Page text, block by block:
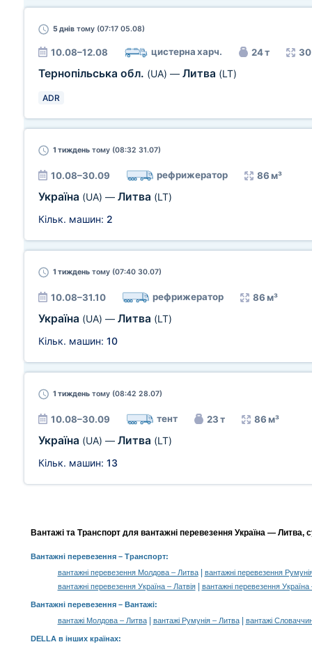
5 днів тому (07:17 05.08)
10.08–12.08 цистерна харч. 24 т 30
Тернопільська обл. (UA) — Литва (LT)
ADR
1 тиждень тому (08:32 31.07)
10.08–30.09 рефрижератор 86 м³
Україна (UA) — Литва (LT)
Кільк. машин: 2
1 тиждень тому (07:40 30.07)
10.08–31.10 рефрижератор 86 м³
Україна (UA) — Литва (LT)
Кільк. машин: 10
1 тиждень тому (08:42 28.07)
10.08–30.09 тент 23 т 86 м³
Україна (UA) — Литва (LT)
Кільк. машин: 13
Вантажі та Транспорт для вантажні перевезення Україна — Литва,
Вантажні перевезення– Транспорт:
вантажні перевезення Молдова – Литва|
вантажні перевезення
вантажні перевезення Україна – Латвія| вантажні перевезення
Вантажні перевезення – Вантажі:
вантажі Молдова – Литва| вантажі Румунія – Литва| вантажі
DELLA в інших країнах: